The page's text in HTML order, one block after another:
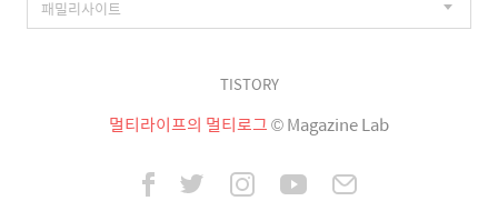
TISTORY
멀티라이프의 멀티로그© Magazine Lab